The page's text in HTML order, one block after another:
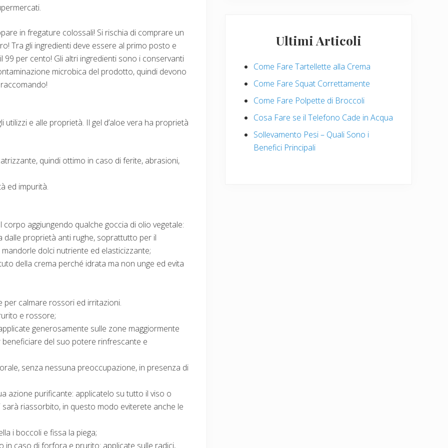
in fregature colossali! Si rischia di comprare un
Tra gli ingredienti deve essere al primo posto e
per cento! Gli altri ingredienti sono i conservanti
microbica del prodotto, quindi devono
e alle proprietà. Il gel d’aloe vera ha proprietà
quindi ottimo in caso di ferite, abrasioni,
ed impurità.
aggiungendo qualche goccia di olio vegetale:
dalle proprietà anti rughe, soprattutto per il
dolci nutriente ed elasticizzante;
della crema perché idrata ma non unge ed evita
calmare rossori ed irritazioni.
e rossore;
generosamente sulle zone maggiormente
del suo potere rinfrescante e
senza nessuna preoccupazione, in presenza di
azione purificante: applicatelo su tutto il viso o
riassorbito, in questo modo eviterete anche le
i boccoli e fissa la piega;
caso di forfora e prurito: applicate sulle radici,
Ultimi Articoli
Come Fare Tartellette alla Crema
Come Fare Squat Correttamente
Come Fare Polpette di Broccoli
Cosa Fare se il Telefono Cade in Acqua
Sollevamento Pesi – Quali Sono i
Benefici Principali